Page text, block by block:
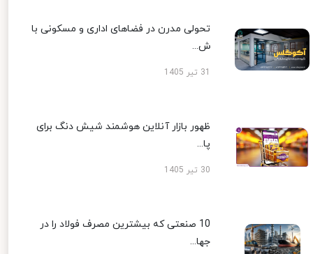
تحولی مدرن در فضاهای اداری و مسکونی با
ش...
ظهور بازار آنلاین هوشمند شیش دنگ برای
پا...
30 تیر 1405
10 صنعتی که بیشترین مصرف فولاد را در
جها...